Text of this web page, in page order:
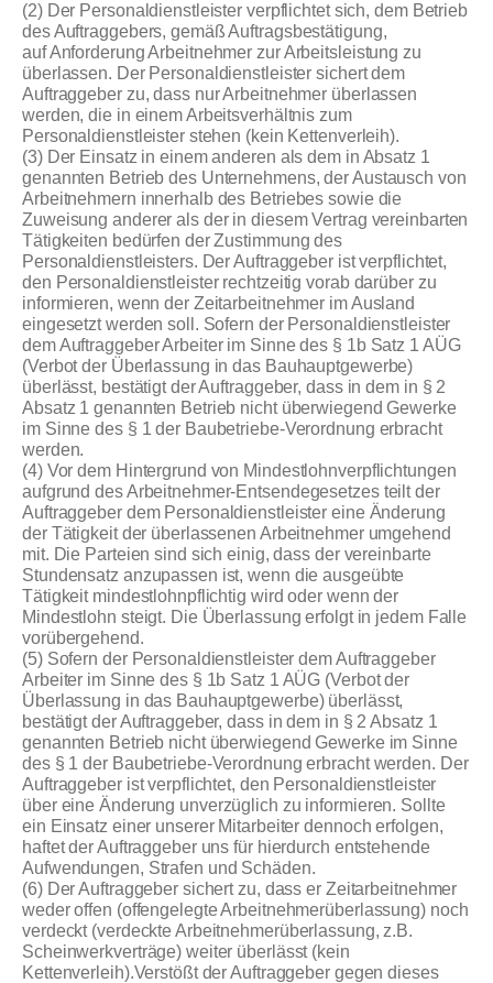
(2) Der Personaldienstleister verpflichtet sich, dem Betrieb
des Auftraggebers, gemäß Auftragsbestätigung,
auf Anforderung Arbeitnehmer zur Arbeitsleistung zu
überlassen. Der Personaldienstleister sichert dem
Auftraggeber zu, dass nur Arbeitnehmer überlassen
werden, die in einem Arbeitsverhältnis zum
Personaldienstleister stehen (kein Kettenverleih).
(3) Der Einsatz in einem anderen als dem in Absatz 1
genannten Betrieb des Unternehmens, der Austausch von
Arbeitnehmern innerhalb des Betriebes sowie die
Zuweisung anderer als der in diesem Vertrag vereinbarten
Tätigkeiten bedürfen der Zustimmung des
Personaldienstleisters. Der Auftraggeber ist verpflichtet,
den Personaldienstleister rechtzeitig vorab darüber zu
informieren, wenn der Zeitarbeitnehmer im Ausland
eingesetzt werden soll. Sofern der Personaldienstleister
dem Auftraggeber Arbeiter im Sinne des § 1b Satz 1 AÜG
(Verbot der Überlassung in das Bauhauptgewerbe)
überlässt, bestätigt der Auftraggeber, dass in dem in § 2
Absatz 1 genannten Betrieb nicht überwiegend Gewerke
im Sinne des § 1 der Baubetriebe-Verordnung erbracht
werden.
(4) Vor dem Hintergrund von Mindestlohnverpflichtungen
aufgrund des Arbeitnehmer-Entsendegesetzes teilt der
Auftraggeber dem Personaldienstleister eine Änderung
der Tätigkeit der überlassenen Arbeitnehmer umgehend
mit. Die Parteien sind sich einig, dass der vereinbarte
Stundensatz anzupassen ist, wenn die ausgeübte
Tätigkeit mindestlohnpflichtig wird oder wenn der
Mindestlohn steigt. Die Überlassung erfolgt in jedem Falle
vorübergehend.
(5) Sofern der Personaldienstleister dem Auftraggeber
Arbeiter im Sinne des § 1b Satz 1 AÜG (Verbot der
Überlassung in das Bauhauptgewerbe) überlässt,
bestätigt der Auftraggeber, dass in dem in § 2 Absatz 1
genannten Betrieb nicht überwiegend Gewerke im Sinne
des § 1 der Baubetriebe-Verordnung erbracht werden. Der
Auftraggeber ist verpflichtet, den Personaldienstleister
über eine Änderung unverzüglich zu informieren. Sollte
ein Einsatz einer unserer Mitarbeiter dennoch erfolgen,
haftet der Auftraggeber uns für hierdurch entstehende
Aufwendungen, Strafen und Schäden.
(6) Der Auftraggeber sichert zu, dass er Zeitarbeitnehmer
weder offen (offengelegte Arbeitnehmerüberlassung) noch
verdeckt (verdeckte Arbeitnehmerüberlassung, z.B.
Scheinwerkverträge) weiter überlässt (kein
Kettenverleih).Verstößt der Auftraggeber gegen dieses